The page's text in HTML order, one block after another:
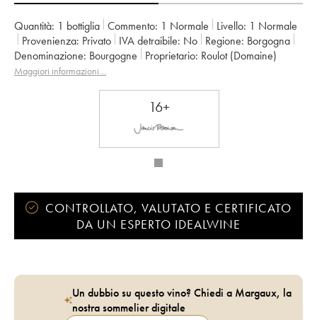
Quantità: 1 bottiglia Commento: 1 Normale Livello: 1 Normale
Provenienza:
privato IVA detraibile: no Regione:
Borgogna
Denominazione:
Bourgogne Proprietario: Roulot (Domaine)
Maggiori informazioni…
16+
CONTROLLATO, VALUTATO E CERTIFICATO
DA UN ESPERTO IDEALWINE
Un dubbio su questo vino? Chiedi a Margaux, la
nostra sommelier digitale